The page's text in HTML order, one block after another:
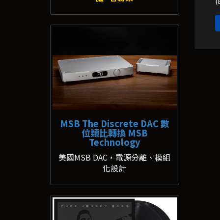
MSB The Discrete DAC 數
位類比轉換 MSB
Technology
美國MSB DAC，電源分離、模組
化設計